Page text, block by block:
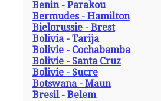
Benin - Parakou
Bermudes - Hamilton
Bielorussie - Brest
Bolivia - Tarija
Bolivie - Cochabamba
Bolivie - Santa Cruz
Bolivie - Sucre
Botswana - Maun
Bresil - Belem